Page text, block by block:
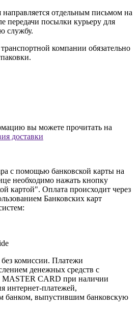
отдельным письмом на
передачи посылки курьеру для
службу.
компании обязательно
вы можете прочитать на
доставки
с помощью банковской карты на
необходимо нажать кнопку
картой". Оплата происходит через
Банковских карт
без комиссии. Платежи
денежных средств с
MASTER CARD при наличии
интернет-платежей,
банком, выпустившим банковскую